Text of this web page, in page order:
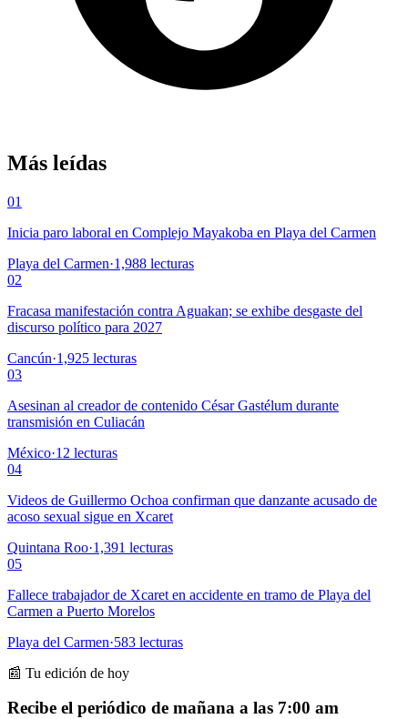
Más leídas
01
Inicia paro laboral en Complejo Mayakoba en Playa del Carmen
Playa del Carmen·1,988 lecturas
02
Fracasa manifestación contra Aguakan; se exhibe desgaste del
discurso político para 2027
Cancún·1,925 lecturas
03
Asesinan al creador de contenido César Gastélum durante
transmisión en Culiacán
México·12 lecturas
04
Videos de Guillermo Ochoa confirman que danzante acusado de
acoso sexual sigue en Xcaret
Quintana Roo·1,391 lecturas
05
Fallece trabajador de Xcaret en accidente en tramo de Playa del
Carmen a Puerto Morelos
Playa del Carmen·583 lecturas
📰 Tu edición de hoy
Recibe el periódico de mañana a las 7:00 am